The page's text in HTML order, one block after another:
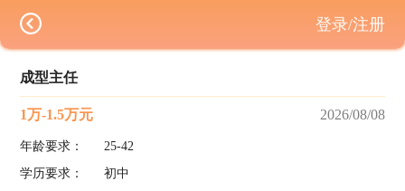
成型主任
1万-1.5万元 2026/08/08
年龄要求：
25-42
学历要求：
初中
登录/注册